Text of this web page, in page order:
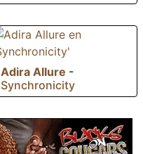
Adira Allure -
Synchronicity